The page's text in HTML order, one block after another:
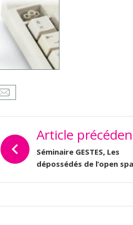
DE
L’ARTICLE
Article
Séminaire GESTES, Les
dépossédés de l’open